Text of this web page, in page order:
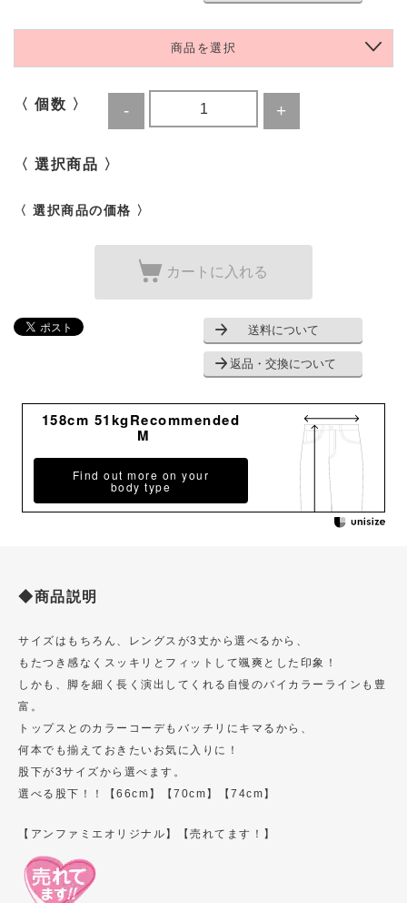
商品を選択
〈 個数 〉
〈 選択商品 〉
〈 選択商品の価格 〉
カートに入れる
送料について
返品・交換について
158cm 51kgRecommended
M
Find out more on your
body type
◆商品説明
サイズはもちろん、レングスが3丈から選べるから、
もたつき感なくスッキリとフィットして颯爽とした印象！
しかも、脚を細く長く演出してくれる自慢のバイカラーラインも豊
富。
トップスとのカラーコーデもバッチリにキマるから、
何本でも揃えておきたいお気に入りに！
股下が3サイズから選べます。
選べる股下！！【66cm】【70cm】【74cm】
【アンファミエオリジナル】【売れてます！】